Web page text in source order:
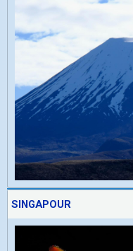
SINGAPOUR